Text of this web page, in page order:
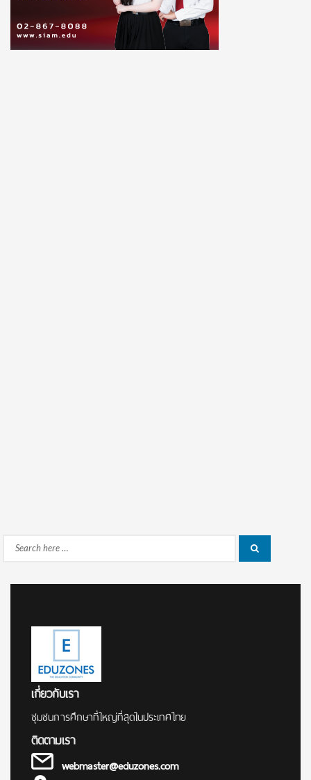
Search
เกี่ยวกับเรา
ชุมชนการศึกษาที่ใหญ่ที่สุดในประเทศไทย
ติดตามเรา
webmaster@eduzones.com